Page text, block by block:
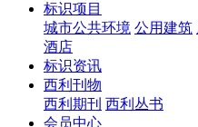
标识项目
城市公共环境 公用建筑
酒店
标识资讯
西利刊物
西利期刊 西利丛书
会员中心